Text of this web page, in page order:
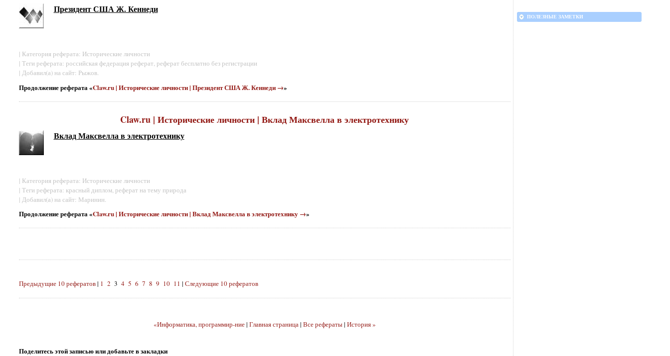
Президент США Ж. Кеннеди
| Категория реферата: Исторические личности
| Теги реферата: российская федерация реферат, реферат бесплатно без регистрации
| Добавил(а) на сайт: Рыжов.
Продолжение реферата «Claw.ru | Исторические личности | Президент США Ж. Кеннеди →»
Claw.ru | Исторические личности | Вклад Максвелла в электротехнику
Вклад Максвелла в электротехнику
| Категория реферата: Исторические личности
| Теги реферата: красный диплом, реферат на тему природа
| Добавил(а) на сайт: Маринин.
Продолжение реферата «Claw.ru | Исторические личности | Вклад Максвелла в электротехнику →»
Предыдущие 10 рефератов| 1 2 3 4 5 6 7 8 9 10 11 | Следующие 10 рефератов
«Информатика, программир-ние| Главная страница| Все рефераты| История »
Поделитесь этой записью или добавьте в закладки
ПОЛЕЗНЫЕ ЗАМЕТКИ